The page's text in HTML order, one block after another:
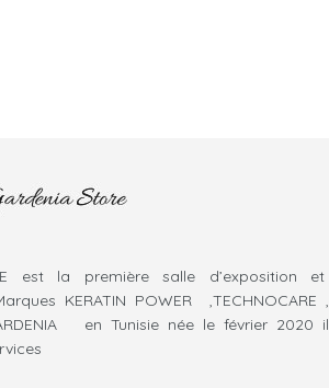
est la première salle d’exposition et
KERATIN POWER ,TECHNOCARE ,
en Tunisie née le février 2020 il